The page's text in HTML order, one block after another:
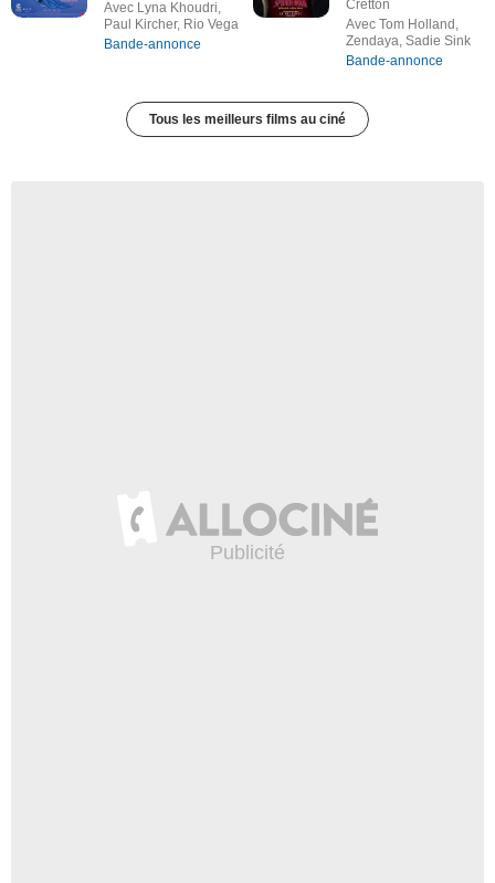
Avec Lyna Khoudri,
Paul Kircher, Rio Vega
Bande-annonce
Cretton
Avec Tom Holland,
Zendaya, Sadie Sink
Bande-annonce
Tous les meilleurs films au ciné